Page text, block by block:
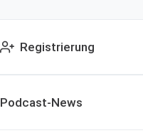
Registrierung
Podcast-News